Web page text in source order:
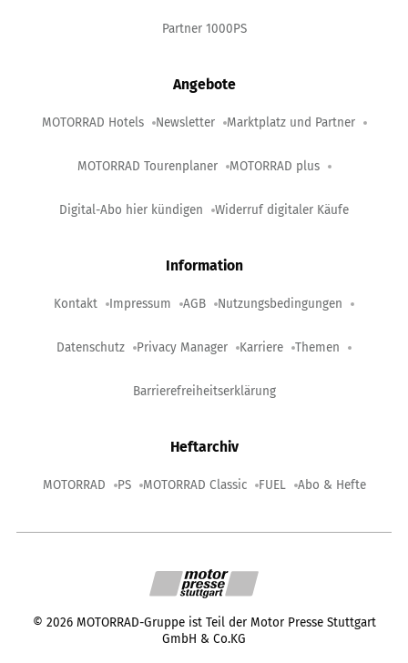
Partner 1000PS
Angebote
MOTORRAD Hotels Newsletter Marktplatz und Partner
MOTORRAD Tourenplaner MOTORRAD plus
Digital-Abo hier kündigen Widerruf digitaler Käufe
Information
Kontakt Impressum AGB Nutzungsbedingungen
Datenschutz Privacy Manager Karriere Themen
Barrierefreiheitserklärung
Heftarchiv
MOTORRAD PS MOTORRAD Classic FUEL Abo & Hefte
© 2026 MOTORRAD-Gruppe ist Teil der Motor Presse Stuttgart
GmbH & Co.KG